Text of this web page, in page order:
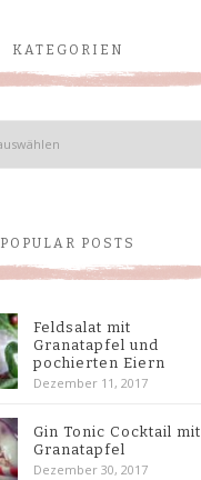
KATEGORIEN
POPULAR POSTS
Feldsalat mit
Granatapfel und
pochierten Eiern
Dezember 11, 2017
Gin Tonic Cocktail mit
Granatapfel
Dezember 30, 2017